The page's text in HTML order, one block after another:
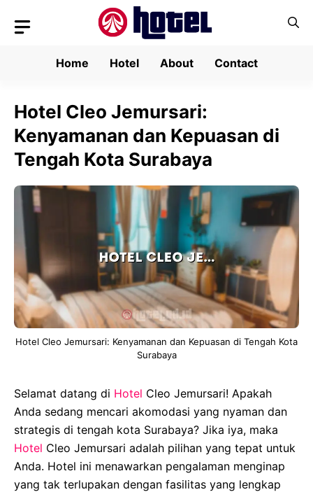
Home
Hotel About Contact
Hotel Cleo Jemursari:
Kenyamanan dan Kepuasan di
Tengah Kota Surabaya
Hotel Cleo Jemursari: Kenyamanan dan Kepuasan di Tengah Kota
Surabaya
Selamat datang di Hotel Cleo Jemursari! Apakah
Anda sedang mencari akomodasi yang nyaman dan
strategis di tengah kota Surabaya? Jika iya, maka
Hotel Cleo Jemursari adalah pilihan yang tepat untuk
Anda. Hotel ini menawarkan pengalaman menginap
yang tak terlupakan dengan fasilitas yang lengkap